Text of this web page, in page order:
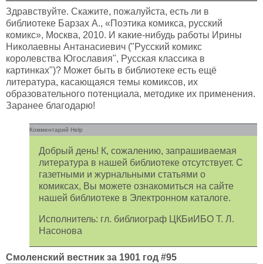
Здравствуйте. Скажите, пожалуйста, есть ли в
библиотеке Барзах А., «Поэтика комикса, русский
комикс», Москва, 2010. И какие-нибудь работы Ирины
Николаевны Антанасиевич ("Русский комикс
королевства Югославия", Русская классика в
картинках")? Может быть в библиотеке есть ещё
литература, касающаяся темы комиксов, их
образовательного потенциала, методике их применения.
Заранее благодарю!
Комментарий Help
Добрый день! К, сожалению, запрашиваемая
литература в нашей библиотеке отсутствует. С
газетными и журнальными статьями о
комиксах, Вы можете ознакомиться на сайте
нашей библиотеке в Электронном каталоге.
Исполнитель: гл. библиограф ЦКБиИБО Т. Л.
Насонова
Смоленский вестник за 1901 год #95